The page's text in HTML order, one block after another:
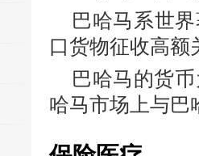
巴哈马系世
口货物征收高额
巴哈马的货
哈马市场上与巴